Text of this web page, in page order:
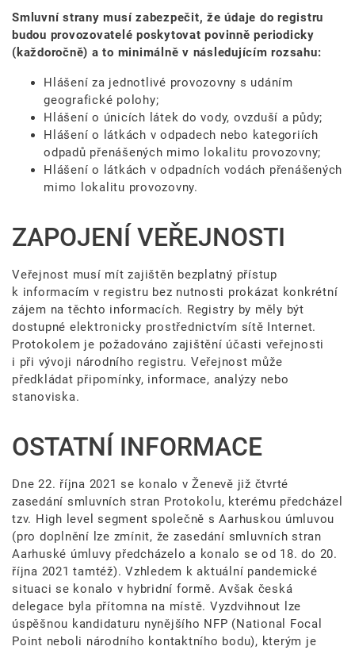
Smluvní strany musí zabezpečit, že údaje do registru
budou provozovatelé poskytovat povinně periodicky
(každoročně) a to minimálně v následujícím rozsahu:
Hlášení za jednotlivé provozovny s udáním
geografické polohy;
Hlášení o únicích látek do vody, ovzduší a půdy;
Hlášení o látkách v odpadech nebo kategoriích
odpadů přenášených mimo lokalitu provozovny;
Hlášení o látkách v odpadních vodách přenášených
mimo lokalitu provozovny.
ZAPOJENÍ VEŘEJNOSTI
Veřejnost musí mít zajištěn bezplatný přístup
k informacím v registru bez nutnosti prokázat konkrétní
zájem na těchto informacích. Registry by měly být
dostupné elektronicky prostřednictvím sítě Internet.
Protokolem je požadováno zajištění účasti veřejnosti
i při vývoji národního registru. Veřejnost může
předkládat připomínky, informace, analýzy nebo
stanoviska.
OSTATNÍ INFORMACE
Dne 22. října 2021 se konalo v Ženevě již čtvrté
zasedání smluvních stran Protokolu, kterému předcházel
tzv. High level segment společně s Aarhuskou úmluvou
(pro doplnění lze zmínit, že zasedání smluvních stran
Aarhuské úmluvy předcházelo a konalo se od 18. do 20.
října 2021 tamtéž). Vzhledem k aktuální pandemické
situaci se konalo v hybridní formě. Avšak česká
delegace byla přítomna na místě. Vyzdvihnout lze
úspěšnou kandidaturu nynějšího NFP (National Focal
Point neboli národního kontaktního bodu), kterým je